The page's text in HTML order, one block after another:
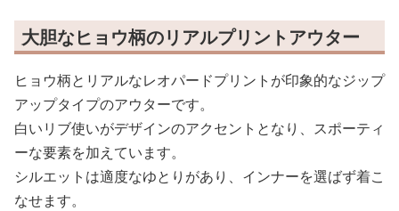
大胆なヒョウ柄のリアルプリントアウター
ヒョウ柄とリアルなレオパードプリントが印象的なジップ
アップタイプのアウターです。
白いリブ使いがデザインのアクセントとなり、スポーティ
ーな要素を加えています。
シルエットは適度なゆとりがあり、インナーを選ばず着こ
なせます。